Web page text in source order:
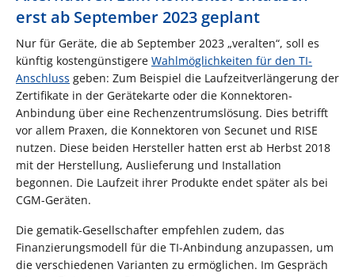
erst ab September 2023 geplant
Nur für Geräte, die ab September 2023 „veralten“, soll es
künftig kostengünstigere Wahlmöglichkeiten für den TI-
Anschluss geben: Zum Beispiel die Laufzeitverlängerung der
Zertifikate in der Gerätekarte oder die Konnektoren-
Anbindung über eine Rechenzentrumslösung. Dies betrifft
vor allem Praxen, die Konnektoren von Secunet und RISE
nutzen. Diese beiden Hersteller hatten erst ab Herbst 2018
mit der Herstellung, Auslieferung und Installation
begonnen. Die Laufzeit ihrer Produkte endet später als bei
CGM-Geräten.
Die gematik-Gesellschafter empfehlen zudem, das
Finanzierungsmodell für die TI-Anbindung anzupassen, um
die verschiedenen Varianten zu ermöglichen. Im Gespräch